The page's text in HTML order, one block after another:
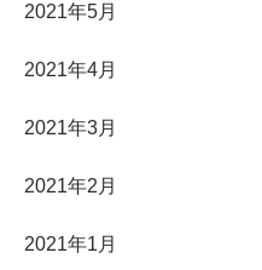
2021年5月
2021年4月
2021年3月
2021年2月
2021年1月